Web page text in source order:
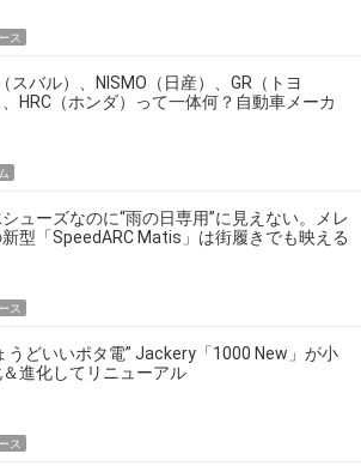
ス
スバル）、NISMO（日産）、GR（トヨ
、HRC（ホンダ）って一体何？自動車メーカ
ューズなのに“雨の日専用”に見えない。メレ
新型「SpeedARC Matis」は街履きでも映える
ス
うどいいポタ電” Jackery「1000 New」が小
進化してリニューアル
ス